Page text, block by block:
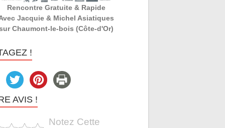
Rencontre Gratuite & Rapide
Jacquie & Michel Asiatiques
Chaumont-le-bois (Côte-d'Or)
!
AVIS !
Notez Cette